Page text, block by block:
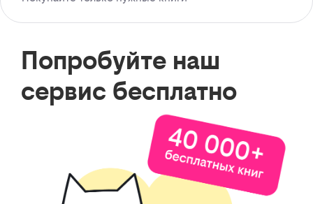
Попробуйте наш
сервис бесплатно